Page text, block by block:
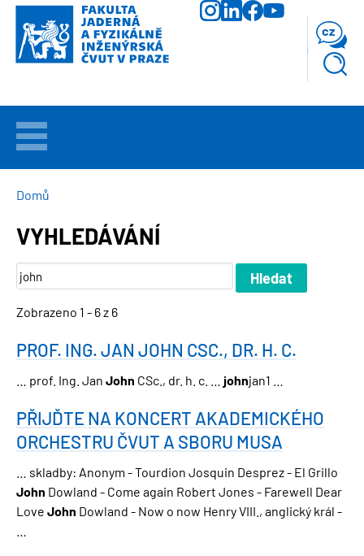
Přejít
hlavnímu
obsahu
VÍTEJTE
UCHAZEČI
STUDIUM
VĚDA
VÝZKUM
FAKULTA
cz
DROBEČKOVÁ
Domů
VYHLEDÁVÁNÍ
Zobrazeno 1 - 6 z 6
PROF. ING. JAN JOHN CSC., DR. H. C.
… prof. Ing. Jan John CSc., dr. h. c. … johnjan1 …
PŘIJĎTE NA KONCERT AKADEMICKÉHO
ORCHESTRU ČVUT A SBORU MUSA
… skladby: Anonym - Tourdion Josquin Desprez - El Grillo
John Dowland - Come again Robert Jones - Farewell Dear
Love John Dowland - Now o now Henry VIII., anglický král -